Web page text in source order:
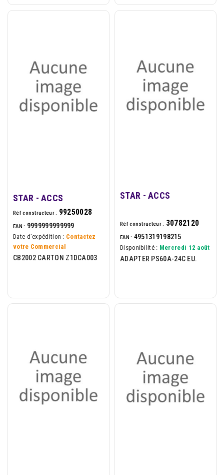
STAR - ACCS
Réf constructeur : 99250028
EAN : 9999999999999
Date d'expédition : Contactez
votre Commercial
CB2002 CARTON Z1DCA003
STAR - ACCS
Réf constructeur : 30782120
EAN : 4951319198215
Disponibilité : Mercredi 12 août
ADAPTER PS60A-24C EU.